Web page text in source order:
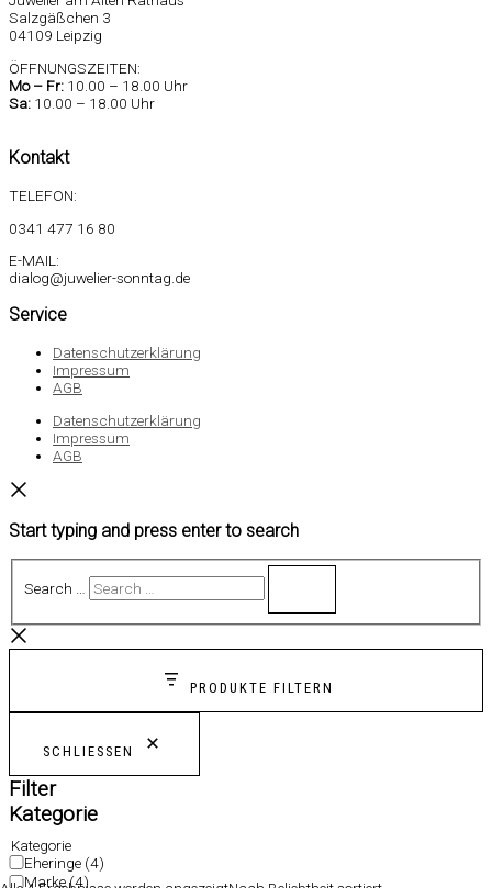
Salzgäßchen 3
04109 Leipzig
ÖFFNUNGSZEITEN:
Mo – Fr: 10.00 – 18.00 Uhr
Sa: 10.00 – 18.00 Uhr
Kontakt
TELEFON:
0341 477 16 80
E-MAIL:
dialog@juwelier-sonntag.de
Service
Datenschutzerklärung
Impressum
AGB
Datenschutzerklärung
Impressum
AGB
Start typing and press enter to search
Search …
PRODUKTE FILTERN
SCHLIESSEN
Filter
Kategorie
Kategorie
Eheringe (4)
Marke(4)